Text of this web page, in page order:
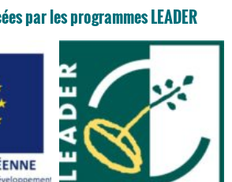
par les programmes LEADER